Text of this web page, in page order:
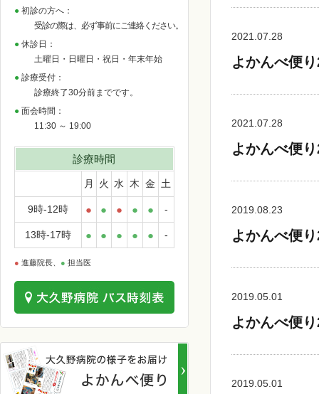
2021.07.28
よかんべ便
2021.07.28
よかんべ便
2019.08.23
よかんべ便
2019.05.01
よかんべ便
2019.05.01
初診の方へ：
受診の際は、必ず事前にご連絡ください。
休診日：
土曜日・日曜日・祝日・年末年始
診療受付：
診療終了30分前までです。
面会時間：
11:30 ～ 19:00
診療時間
月 火 水 木 金 土
9時-12時 ● ● ● ● ● -
13時-17時 ● ● ● ● ● -
● 進藤院長、 ● 担当医